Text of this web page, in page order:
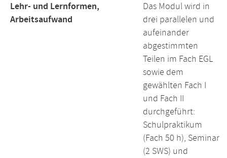
Lehr- und Lernformen,
Arbeitsaufwand
Das Modul wird in
drei parallelen und
aufeinander
abgestimmten
Teilen im Fach EGL
sowie dem
gewählten Fach I
und Fach II
durchgeführt:
Schulpraktikum
(Fach 50 h), Seminar
(2 SWS) und